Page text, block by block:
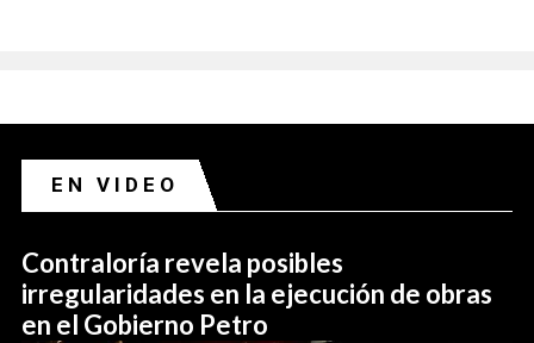
EN VIDEO
Contraloría revela posibles
irregularidades en la ejecución de obras
en el Gobierno Petro